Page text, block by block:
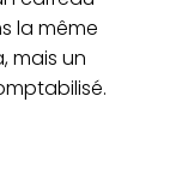
la même
mais un